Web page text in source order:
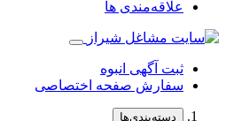
علاقه‌مندی ها
ثبت آگهی انبوه
سفارش صفحه اختصاصی
دسته‌بندی‌ها